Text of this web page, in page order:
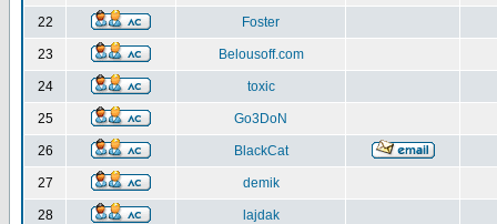
22 Foster
23 Belousoff.com
24 toxic
25 Go3DoN
26 BlackCat
27 demik
28 lajdak